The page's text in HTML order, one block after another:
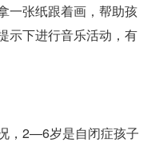
一张纸跟着画，帮助孩
示下进行音乐活动，有
，2—6岁是自闭症孩子